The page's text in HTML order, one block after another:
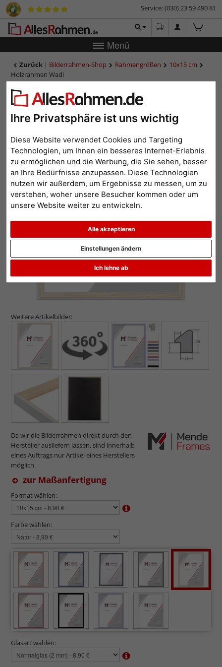
Ihre Privatsphäre ist uns wichtig
Diese Website verwendet Cookies und Targeting
Technologien, um Ihnen ein besseres Internet-Erlebnis
zu ermöglichen und die Werbung, die Sie sehen, besser
an Ihre Bedürfnisse anzupassen. Diese Technologien
nutzen wir außerdem, um Ergebnisse zu messen, um zu
verstehen, woher unsere Besucher kommen oder um
unsere Website weiter zu entwickeln.
Alle akzeptieren
Ich lehne ab
Einstellungen ändern
Service: (030) 23 59 490 81
Menü
Zurück | Bilderrahmen-Shop Rahmengrößen
10x15 cm
Holzrahmen Wadi
Holzrahmen Wadi
Zurück
Weitere Artikelbilder:
Da wir die Bilderrahmen direkt durch den
Hersteller ausliefern lassen, sind innerhalb
eines Auftrags nur Artikel eines Herstellers
möglich.
zur Maßanfertigung
Format wählen:
Farbe wählen:
Glasart wählen: